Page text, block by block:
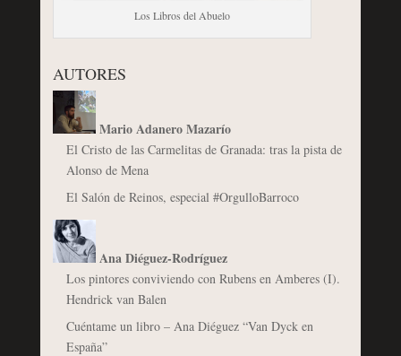
Los Libros del Abuelo
AUTORES
Mario Adanero Mazarío
El Cristo de las Carmelitas de Granada: tras la pista de
Alonso de Mena
El Salón de Reinos, especial #OrgulloBarroco
Ana Diéguez-Rodríguez
Los pintores conviviendo con Rubens en Amberes (I).
Hendrick van Balen
Cuéntame un libro – Ana Diéguez “Van Dyck en
España”